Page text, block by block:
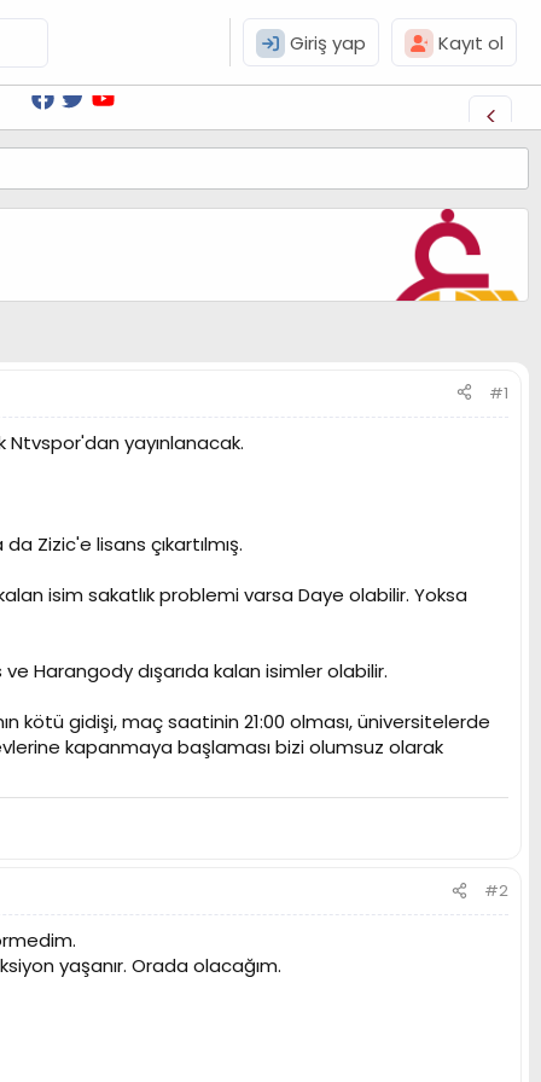
Giriş yap Kayıt ol
#1
Ntvspor'dan yayınlanacak.
Zizic'e lisans çıkartılmış.
isim sakatlık problemi varsa Daye olabilir. Yoksa
Harangody dışarıda kalan isimler olabilir.
kötü gidişi, maç saatinin 21:00 olması, üniversitelerde
kapanmaya başlaması bizi olumsuz olarak
#2
yaşanır. Orada olacağım.